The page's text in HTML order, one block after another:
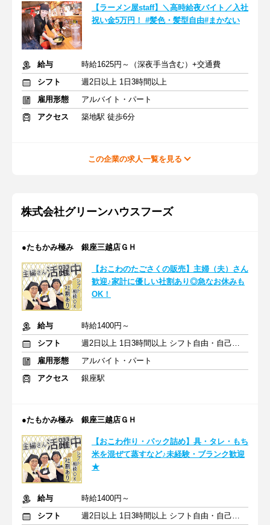
【ラーメン屋staff】＼高時給夜バイト／入社
祝い金5万円！ #髪色・髪型自由#まかない
給与
時給1625円～（深夜手当含む）+交通費
シフト
週2日以上 1日3時間以上
雇用形態
アルバイト・パート
アクセス
築地駅 徒歩6分
この企業の求人一覧を見る
株式会社グリーンハウスフーズ
●たもかみ極み 銀座三越店ＧＨ
【おこわのたごさくの販売】主婦（夫）さん
歓迎♪家計に優しい社割あり◎急なお休みも
OK！
給与
時給1400円～
シフト
週2日以上 1日3時間以上 シフト自由・自己申告
雇用形態
アルバイト・パート
アクセス
銀座駅
●たもかみ極み 銀座三越店ＧＨ
【おこわ作り・パック詰め】具・タレ・もち
米を混ぜて蒸すなど♪未経験・ブランク歓迎
★
給与
時給1400円～
シフト
週2日以上 1日3時間以上 シフト自由・自己申告